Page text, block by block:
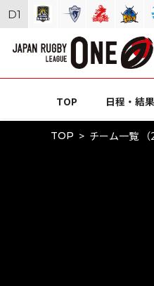
TOP 日程・結果
TOP チーム一覧 （
D1